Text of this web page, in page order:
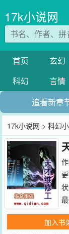
17k小说网
首页 玄幻
科幻
言情
追看新章
17k小说网 >科幻
作
加入书